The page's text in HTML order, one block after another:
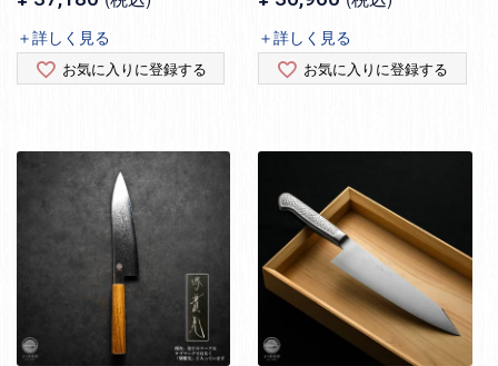
＋詳しく見る
お気に入りに登録する
＋詳しく見る
お気に入りに登録する